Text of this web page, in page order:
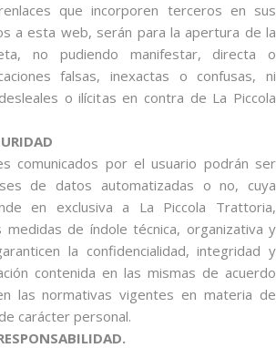
que incorporen terceros en sus
a esta web, serán para la apertura de la
no pudiendo manifestar, directa o
falsas, inexactas o confusas, ni
o ilícitas en contra de La Piccola
comunicados por el usuario podrán ser
de datos automatizadas o no, cuya
en exclusiva a La Piccola Trattoria,
medidas de índole técnica, organizativa y
la confidencialidad, integridad y
contenida en las mismas de acuerdo
las normativas vigentes en materia de
carácter personal.